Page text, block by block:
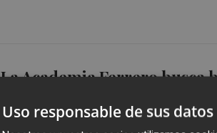
La Academia Ferrero
Uso responsable de sus datos